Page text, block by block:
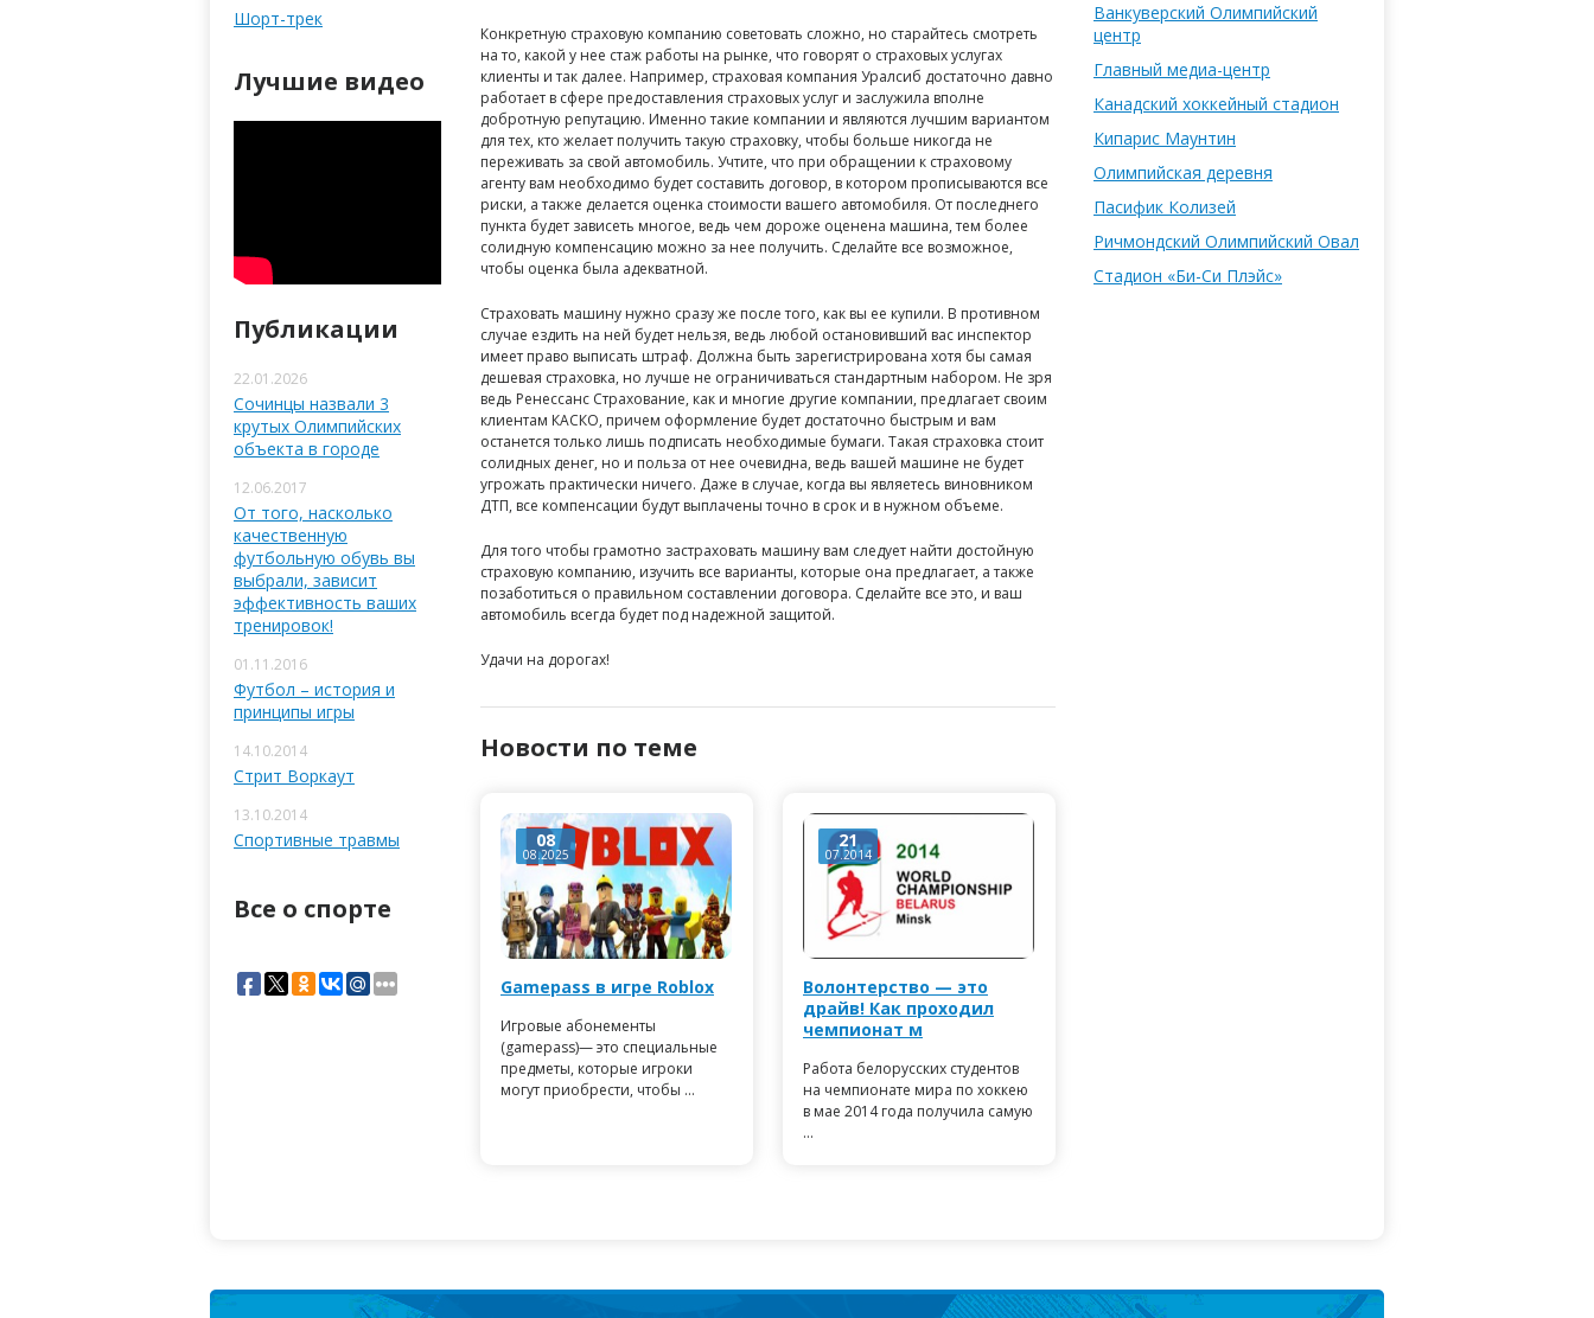
Шорт-трек
Лучшие видео
Публикации
22.01.2026
Сочинцы назвали 3
крутых Олимпийских
объекта в городе
12.06.2017
От того, насколько
качественную
футбольную обувь вы
выбрали, зависит
эффективность ваших
тренировок!
01.11.2016
Футбол – история и
принципы игры
14.10.2014
Стрит Воркаут
13.10.2014
Спортивные травмы
Все о спорте
Конкретную страховую компанию советовать сложно, но старайтесь смотреть
на то, какой у нее стаж работы на рынке, что говорят о страховых услугах
клиенты и так далее. Например, страховая компания Уралсиб достаточно давно
работает в сфере предоставления страховых услуг и заслужила вполне
добротную репутацию. Именно такие компании и являются лучшим вариантом
для тех, кто желает получить такую страховку, чтобы больше никогда не
переживать за свой автомобиль. Учтите, что при обращении к страховому
агенту вам необходимо будет составить договор, в котором прописываются все
риски, а также делается оценка стоимости вашего автомобиля. От последнего
пункта будет зависеть многое, ведь чем дороже оценена машина, тем более
солидную компенсацию можно за нее получить. Сделайте все возможное,
чтобы оценка была адекватной.
Страховать машину нужно сразу же после того, как вы ее купили. В противном
случае ездить на ней будет нельзя, ведь любой остановивший вас инспектор
имеет право выписать штраф. Должна быть зарегистрирована хотя бы самая
дешевая страховка, но лучше не ограничиваться стандартным набором. Не зря
ведь Ренессанс Страхование, как и многие другие компании, предлагает своим
клиентам КАСКО, причем оформление будет достаточно быстрым и вам
останется только лишь подписать необходимые бумаги. Такая страховка стоит
солидных денег, но и польза от нее очевидна, ведь вашей машине не будет
угрожать практически ничего. Даже в случае, когда вы являетесь виновником
ДТП, все компенсации будут выплачены точно в срок и в нужном объеме.
Для того чтобы грамотно застраховать машину вам следует найти достойную
страховую компанию, изучить все варианты, которые она предлагает, а также
позаботиться о правильном составлении договора. Сделайте все это, и ваш
автомобиль всегда будет под надежной защитой.
Удачи на дорогах!
Новости по теме
08
08.2025
Gamepass в игре Roblox
Игровые абонементы
(gamepass)— это специальные
предметы, которые игроки
могут приобрести, чтобы ...
21
07.2014
Волонтерство — это
драйв! Как проходил
чемпионат м
Работа белорусских студентов
на чемпионате мира по хоккею
в мае 2014 года получила самую
...
Ванкуверский Олимпийский
центр
Главный медиа-центр
Канадский хоккейный стадион
Кипарис Маунтин
Олимпийская деревня
Паcифик Колизей
Ричмондский Олимпийский Овал
Стадион «Би-Си Плэйс»